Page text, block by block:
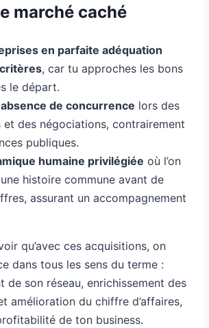
marché caché
en parfaite adéquation
, car tu approches les bons
le départ.
de concurrence lors des
et des négociations, contrairement
publiques.
humaine privilégiée où l’on
histoire commune avant de
assurant un accompagnement
qu’avec ces acquisitions, on
dans tous les sens du terme :
de son réseau, enrichissement des
amélioration du chiffre d’affaires,
de ton business.